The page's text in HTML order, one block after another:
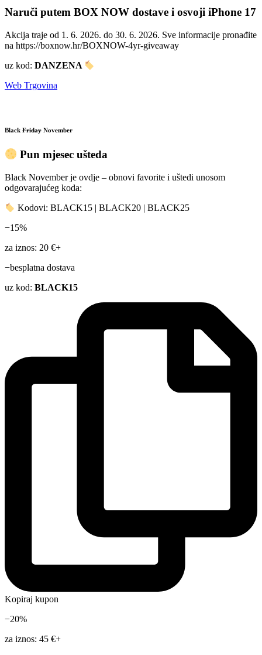
Naruči putem BOX NOW dostave i osvoji iPhone 17
Akcija traje od 1. 6. 2026. do 30. 6. 2026. Sve informacije pronađite
na https://boxnow.hr/BOXNOW-4yr-giveaway
uz kod: DANZENA
Web Trgovina
Black Friday November
Pun mjesec ušteda
Black November je ovdje – obnovi favorite i uštedi unosom
odgovarajućeg koda:
Kodovi: BLACK15 | BLACK20 | BLACK25
−15%
za iznos: 20 €+
−besplatna dostava
uz kod: BLACK15
Kopiraj kupon
−20%
za iznos: 45 €+